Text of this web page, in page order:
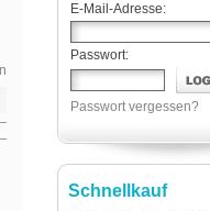
E-Mail-Adresse:
Passwort:
Passwort vergessen?
Schnellkauf